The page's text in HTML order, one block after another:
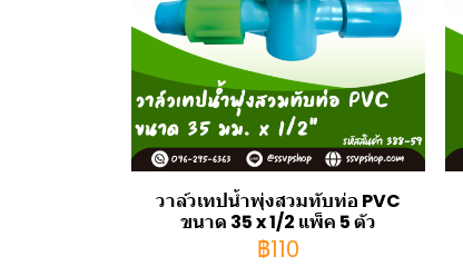
วาล์วเทปน้ำพุ่งสวมทับท่อ PVC
ขนาด 35 x 1/2 แพ็ค 5 ตัว
฿110